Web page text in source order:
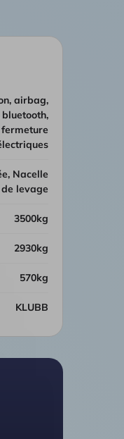
levage
3500kg
2930kg
570kg
KLUBB